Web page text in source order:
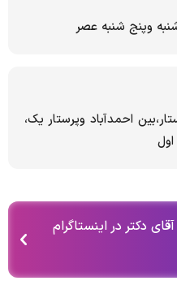
وپنج شنبه عصر
احمدآباد وپرستار یک،
دکتر در اینستاگرام